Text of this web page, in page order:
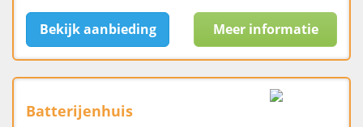
Bekijk aanbieding Meer informatie
Batterijenhuis